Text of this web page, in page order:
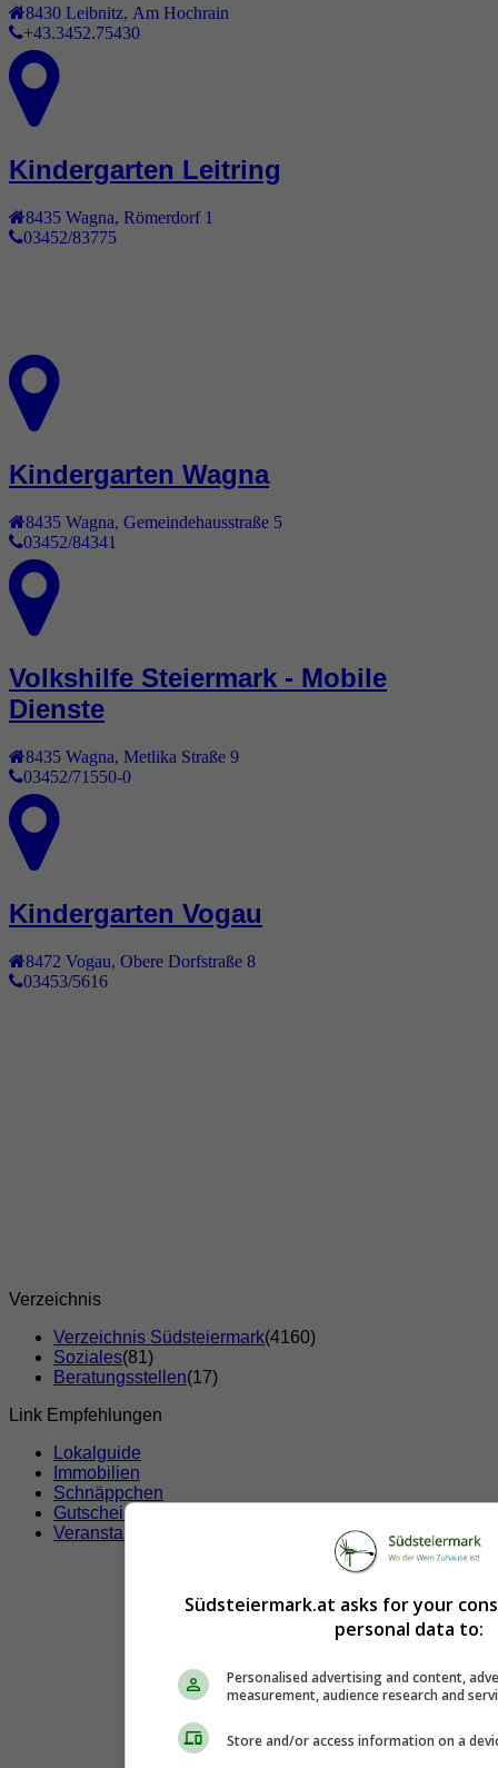
8430 Leibnitz
Am Hochrain
+43.3452.75430
Kindergarten Leitring
8435 Wagna Römerdorf 1
03452/83775
Kindergarten Wagna
8435 Wagna Gemeindehausstraße 5
03452/84341
Volkshilfe Steiermark - Mobile
Dienste
8435 Wagna, Metlika Straße 9
03452/71550-0
Kindergarten Vogau
8472 Vogau Obere Dorfstraße 8
03453/5616
Verzeichnis
Verzeichnis Südsteiermark(4160)
Soziales(81)
Beratungsstellen(17)
Link Empfehlungen
Lokalguide
Immobilien
Schnäppchen
Gutscheine & Rabatte
Veranstaltungen
Südsteiermark.at asks for your
personal data to:
Personalised advertising and content,
measurement, audience research and
Store and/or access information on a